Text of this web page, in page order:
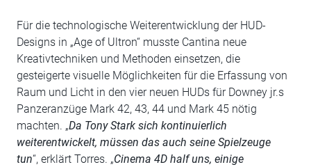
Für die technologische Weiterentwicklung der HUD-
Designs in „Age of Ultron“ musste Cantina neue
Kreativtechniken und Methoden einsetzen, die
gesteigerte visuelle Möglichkeiten für die Erfassung von
Raum und Licht in den vier neuen HUDs für Downey jr.s
Panzeranzüge Mark 42, 43, 44 und Mark 45 nötig
machten. „Da Tony Stark sich kontinuierlich
weiterentwickelt, müssen das auch seine Spielzeuge
tun“, erklärt Torres. „Cinema 4D half uns, einige